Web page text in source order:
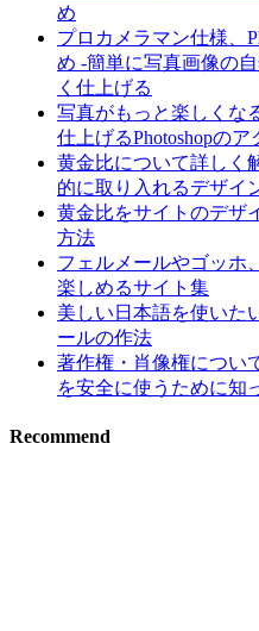
め
プロカメラマン仕様、
め -簡単に写真画像の
く仕上げる
写真がもっと楽しくな
仕上げるPhotoshopの
黄金比について詳しく
的に取り入れるデザイ
黄金比をサイトのデザ
方法
フェルメールやゴッホ
楽しめるサイト集
美しい日本語を使いた
ールの作法
著作権・肖像権につい
を安全に使うために知
Recommend